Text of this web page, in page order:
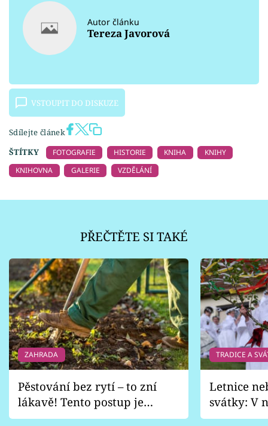
Autor článku
Tereza Javorová
VSTOUPIT DO DISKUZE
Sdílejte článek
ŠTÍTKY
FOTOGRAFIE HISTORIE KNIHA
KNIHY
KNIHOVNA
GALERIE VZDĚLÁNÍ
PŘEČTĚTE SI TAKÉ
ZAHRADA
Pěstování bez rytí – to zní
lákavě! Tento postup je
vhodný jen pro některé
TRADICE A
Letnice
svátky: V
pondělí